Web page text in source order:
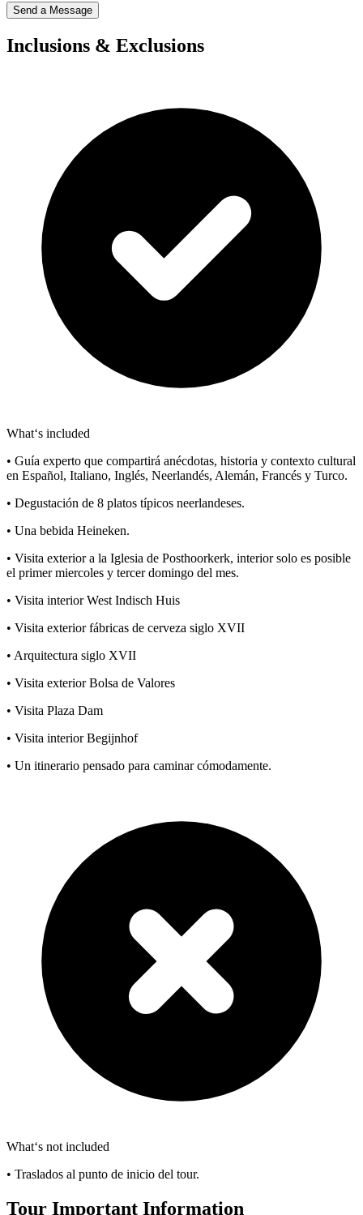
Send a Message
Inclusions & Exclusions
What‘s included
• Guía experto que compartirá anécdotas, historia y contexto cultural
en Español, Italiano, Inglés, Neerlandés, Alemán, Francés y Turco.
• Degustación de 8 platos típicos neerlandeses.
• Una bebida Heineken.
• Visita exterior a la Iglesia de Posthoorkerk, interior solo es posible
el primer miercoles y tercer domingo del mes.
• Visita interior West Indisch Huis
• Visita exterior fábricas de cerveza siglo XVII
• Arquitectura siglo XVII
• Visita exterior Bolsa de Valores
• Visita Plaza Dam
• Visita interior Begijnhof
• Un itinerario pensado para caminar cómodamente.
What‘s not included
• Traslados al punto de inicio del tour.
Tour Important Information